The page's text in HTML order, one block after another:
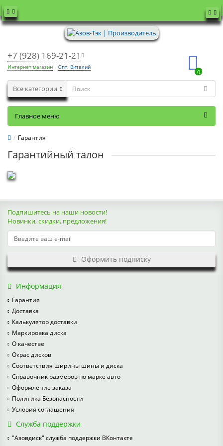
+7 (928) 169-21-21
Интернет магазин Опт: Виталий
0
Все категории
Главное меню
Гарантия
Гарантийный талон
Подпишитесь на наши новости!
Новинки, скидки, предложения!
Оформить подписку
Информация
Гарантия
Доставка
Калькулятор доставки
Маркировка диска
О качестве
Окрас дисков
Соответствия ширины шины и диска
Справочник размеров по марке авто
Оформление заказа
Политика Безопасности
Условия соглашения
Служба поддержки
"Азовдиск" служба поддержки ВКонтакте